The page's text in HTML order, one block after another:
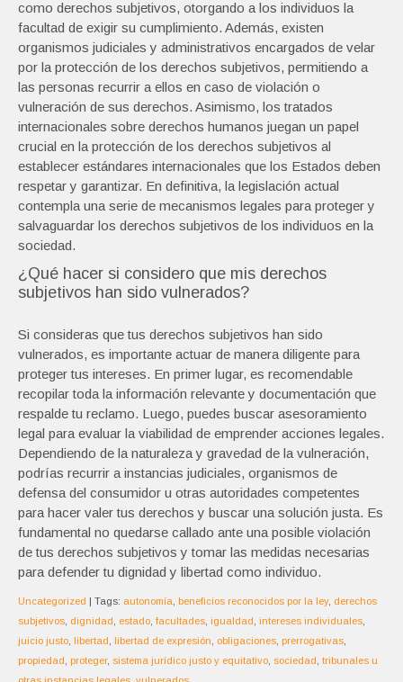
como derechos subjetivos, otorgando a los individuos la
facultad de exigir su cumplimiento. Además, existen
organismos judiciales y administrativos encargados de velar
por la protección de los derechos subjetivos, permitiendo a
las personas recurrir a ellos en caso de violación o
vulneración de sus derechos. Asimismo, los tratados
internacionales sobre derechos humanos juegan un papel
crucial en la protección de los derechos subjetivos al
establecer estándares internacionales que los Estados deben
respetar y garantizar. En definitiva, la legislación actual
contempla una serie de mecanismos legales para proteger y
salvaguardar los derechos subjetivos de los individuos en la
sociedad.
¿Qué hacer si considero que mis derechos
subjetivos han sido vulnerados?
Si consideras que tus derechos subjetivos han sido
vulnerados, es importante actuar de manera diligente para
proteger tus intereses. En primer lugar, es recomendable
recopilar toda la información relevante y documentación que
respalde tu reclamo. Luego, puedes buscar asesoramiento
legal para evaluar la viabilidad de emprender acciones legales.
Dependiendo de la naturaleza y gravedad de la vulneración,
podrías recurrir a instancias judiciales, organismos de
defensa del consumidor u otras autoridades competentes
para hacer valer tus derechos y buscar una solución justa. Es
fundamental no quedarse callado ante una posible violación
de tus derechos subjetivos y tomar las medidas necesarias
para defender tu dignidad y libertad como individuo.
Uncategorized | Tags: autonomía beneficios reconocidos por la ley, derechos
subjetivos dignidad estado facultades igualdad intereses individuales
juicio justo libertad libertad de expresión obligaciones prerrogativas
propiedad
proteger, sistema jurídico justo y equitativo sociedad tribunales u